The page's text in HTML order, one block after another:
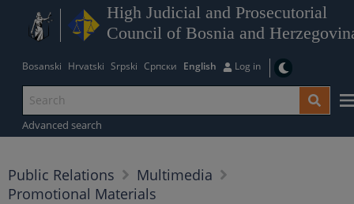
High Judicial and Prosecutorial
Council of Bosnia and
Bosanski Hrvatski Srpski Српски English Log in
Advanced search
Public Relations
Multimedia
Promotional Materials